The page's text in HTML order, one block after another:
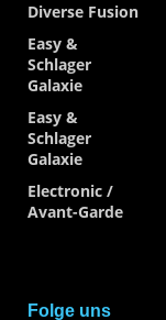
Diverse Fusion
Easy &
Schlager
Galaxie
Easy &
Schlager
Galaxie
Electronic /
Avant-Garde
Folge uns